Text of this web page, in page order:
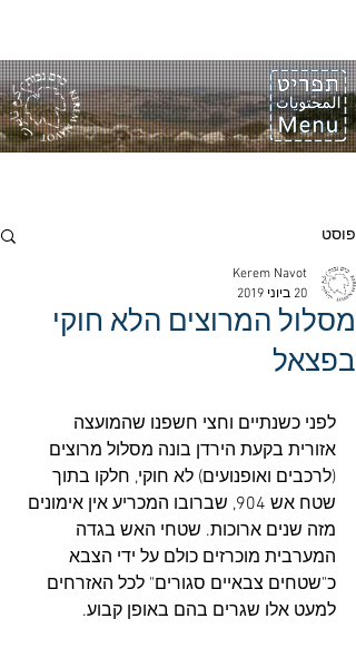
פוסט
מסלול המרוצים הלא חוקי
בפצאל
Kerem Navot
20 ביוני 2019
לפני כשנתיים וחצי חשפנו שהמועצה
אזורית בקעת הירדן בונה מסלול מרוצים
(לרכבים ואופנועים) לא חוקי, חלקו בתוך
שטח אש 904, שברובו המכריע אין אימונים
מזה שנים ארוכות. שטחי האש בגדה
המערבית מוכרזים כולם על ידי הצבא
כ"שטחים צבאיים סגורים" לכל האזרחים
למעט אלו שגרים בהם באופן קבוע.